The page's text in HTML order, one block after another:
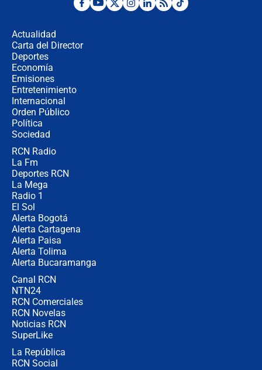
Desde dermatitis hasta infecciones:
Actualidad
Carta del Director
Deportes
Economía
Emisiones
Entretenimiento
Internacional
Orden Público
Política
Sociedad
RCN Radio
La Fm
Deportes RCN
La Mega
Radio 1
El Sol
Alerta Bogotá
Alerta Cartagena
Alerta Paisa
Alerta Tolima
Alerta Bucaramanga
Canal RCN
NTN24
RCN Comerciales
RCN Novelas
Noticias RCN
SuperLike
La República
RCN Social